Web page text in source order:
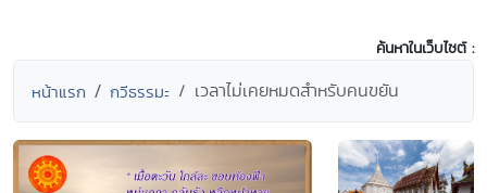
ค้นหาในเว็บไซต์ :
หน้าแรก กวีธรรมะ เวลาไม่เคยหมดสำหรับคนขยัน